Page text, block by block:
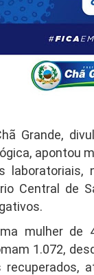
Grande,
apontou
Central de
mulher de
1.072,